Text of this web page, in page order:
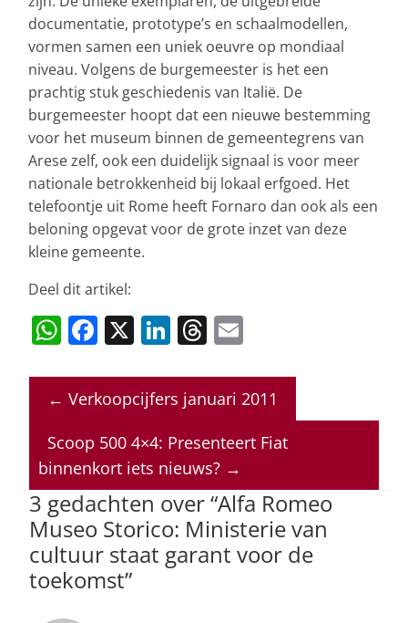
documentatie, prototype’s en schaalmodellen,
vormen samen een uniek oeuvre op mondiaal
niveau. Volgens de burgemeester is het een
prachtig stuk geschiedenis van Italië. De
burgemeester hoopt dat een nieuwe bestemming
voor het museum binnen de gemeentegrens van
Arese zelf, ook een duidelijk signaal is voor meer
nationale betrokkenheid bij lokaal erfgoed. Het
telefoontje uit Rome heeft Fornaro dan ook als een
beloning opgevat voor de grote inzet van deze
kleine gemeente.
Deel dit artikel:
W
at
s
A
p
p
F
c
e
b
o
o
k
X Li
k
e
dI
n
T
re
a
d
s
ai
l
← Verkoopcijfers januari 2011
Scoop 500 4×4: Presenteert Fiat
binnenkort iets nieuws? →
3 gedachten over “Alfa Romeo
Museo Storico: Ministerie van
cultuur staat garant voor de
toekomst”